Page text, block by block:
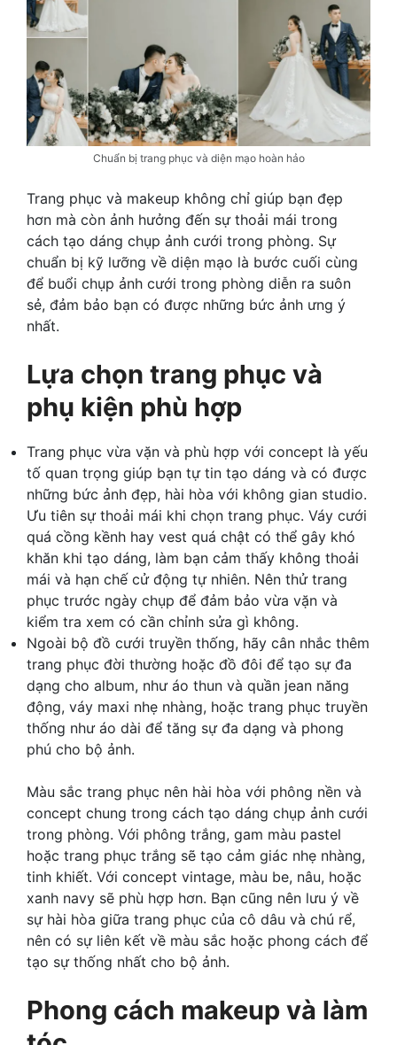
Chuẩn bị trang phục và diện mạo hoàn hảo
Trang phục và makeup không chỉ giúp bạn đẹp
hơn mà còn ảnh hưởng đến sự thoải mái trong
cách tạo dáng chụp ảnh cưới trong phòng. Sự
chuẩn bị kỹ lưỡng về diện mạo là bước cuối cùng
để buổi chụp ảnh cưới trong phòng diễn ra suôn
sẻ, đảm bảo bạn có được những bức ảnh ưng ý
nhất.
Lựa chọn trang phục và
phụ kiện phù hợp
Trang phục vừa vặn và phù hợp với concept là yếu
tố quan trọng giúp bạn tự tin tạo dáng và có được
những bức ảnh đẹp, hài hòa với không gian studio.
Ưu tiên sự thoải mái khi chọn trang phục. Váy cưới
quá cồng kềnh hay vest quá chật có thể gây khó
khăn khi tạo dáng, làm bạn cảm thấy không thoải
mái và hạn chế cử động tự nhiên. Nên thử trang
phục trước ngày chụp để đảm bảo vừa vặn và
kiểm tra xem có cần chỉnh sửa gì không.
Ngoài bộ đồ cưới truyền thống, hãy cân nhắc thêm
trang phục đời thường hoặc đồ đôi để tạo sự đa
dạng cho album, như áo thun và quần jean năng
động, váy maxi nhẹ nhàng, hoặc trang phục truyền
thống như áo dài để tăng sự đa dạng và phong
phú cho bộ ảnh.
Màu sắc trang phục nên hài hòa với phông nền và
concept chung trong cách tạo dáng chụp ảnh cưới
trong phòng. Với phông trắng, gam màu pastel
hoặc trang phục trắng sẽ tạo cảm giác nhẹ nhàng,
tinh khiết. Với concept vintage, màu be, nâu, hoặc
xanh navy sẽ phù hợp hơn. Bạn cũng nên lưu ý về
sự hài hòa giữa trang phục của cô dâu và chú rể,
nên có sự liên kết về màu sắc hoặc phong cách để
tạo sự thống nhất cho bộ ảnh.
Phong cách makeup và làm